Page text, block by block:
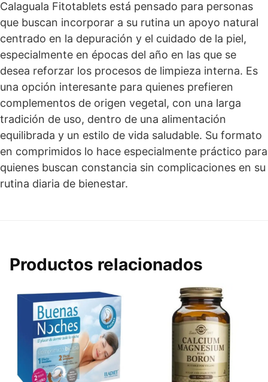
Calaguala Fitotablets está pensado para personas
que buscan incorporar a su rutina un apoyo natural
centrado en la depuración y el cuidado de la piel,
especialmente en épocas del año en las que se
desea reforzar los procesos de limpieza interna. Es
una opción interesante para quienes prefieren
complementos de origen vegetal, con una larga
tradición de uso, dentro de una alimentación
equilibrada y un estilo de vida saludable. Su formato
en comprimidos lo hace especialmente práctico para
quienes buscan constancia sin complicaciones en su
rutina diaria de bienestar.
Productos relacionados